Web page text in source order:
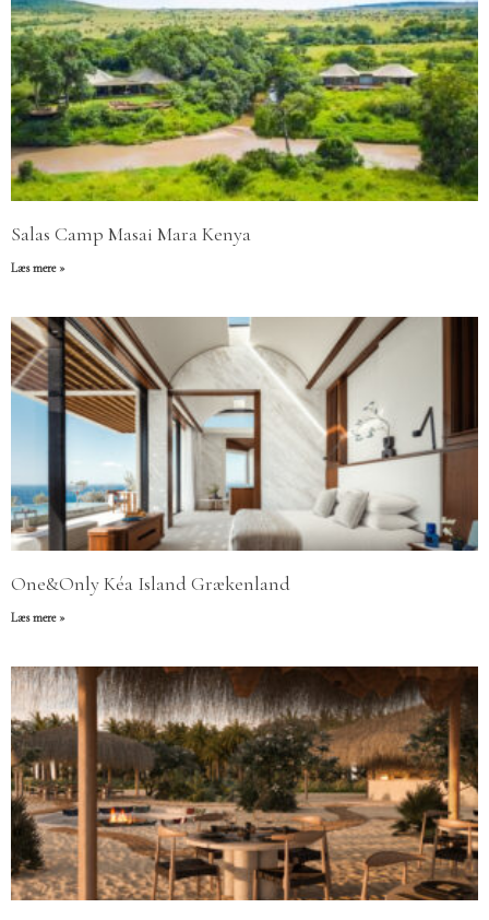
Salas Camp Masai Mara Kenya
Læs mere »
One&Only Kéa Island Grækenland
Læs mere »